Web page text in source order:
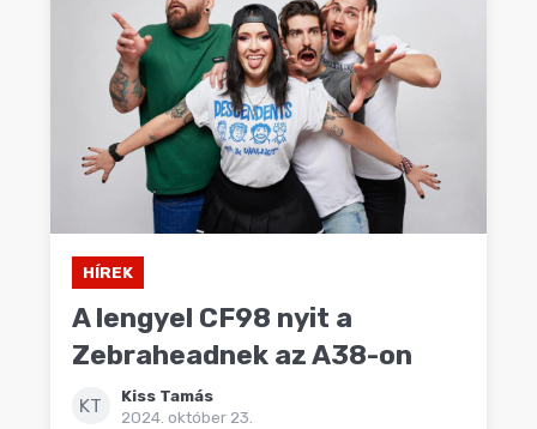
HÍREK
A lengyel CF98 nyit a
Zebraheadnek az A38-on
KT
Kiss Tamás
2024. október 23.